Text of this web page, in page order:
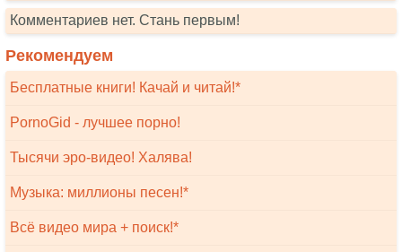
Комментариев нет. Стань первым!
Рекомендуем
Бесплатные книги! Качай и читай!*
PornoGid - лучшее порно!
Тысячи эро-видео! Халява!
Музыка: миллионы песен!*
Всё видео мира + поиск!*